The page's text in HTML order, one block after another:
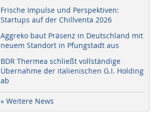
Frische Impulse und Perspektiven:
Startups auf der Chillventa 2026
Aggreko baut Präsenz in Deutschland mit
neuem Standort in Pfungstadt aus
BDR Thermea schließt vollständige
Übernahme der italienischen G.I. Holding
ab
» Weitere News